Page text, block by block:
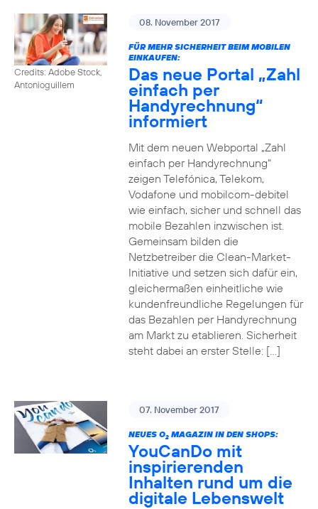
Credits: Adobe Stock,
Antonioguillem
08. November 2017
FÜR MEHR SICHERHEIT BEIM MOBILEN
EINKAUFEN:
Das neue Portal „Zahl
einfach per
Handyrechnung“
informiert
Mit dem neuen Webportal „Zahl
einfach per Handyrechnung“
zeigen Telefónica, Telekom,
Vodafone und mobilcom-debitel
wie einfach, sicher und schnell das
mobile Bezahlen inzwischen ist.
Gemeinsam bilden die
Netzbetreiber die Clean-Market-
Initiative und setzen sich dafür ein,
gleichermaßen einheitliche wie
kundenfreundliche Regelungen für
das Bezahlen per Handyrechnung
am Markt zu etablieren. Sicherheit
steht dabei an erster Stelle: […]
07. November 2017
NEUES O2MAGAZIN IN DEN SHOPS:
YouCanDo mit
inspirierenden
Inhalten rund um die
digitale Lebenswelt